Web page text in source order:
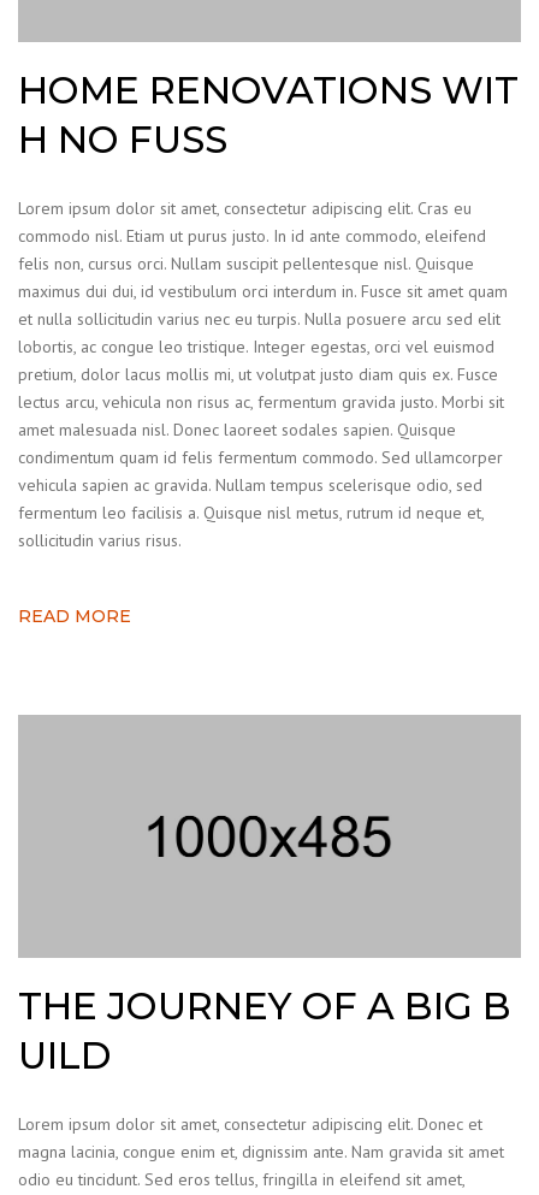
HOME RENOVATIONS WIT
H NO FUSS
Lorem ipsum dolor sit amet, consectetur adipiscing elit. Cras eu
commodo nisl. Etiam ut purus justo. In id ante commodo, eleifend
felis non, cursus orci. Nullam suscipit pellentesque nisl. Quisque
maximus dui dui, id vestibulum orci interdum in. Fusce sit amet quam
et nulla sollicitudin varius nec eu turpis. Nulla posuere arcu sed elit
lobortis, ac congue leo tristique. Integer egestas, orci vel euismod
pretium, dolor lacus mollis mi, ut volutpat justo diam quis ex. Fusce
lectus arcu, vehicula non risus ac, fermentum gravida justo. Morbi sit
amet malesuada nisl. Donec laoreet sodales sapien. Quisque
condimentum quam id felis fermentum commodo. Sed ullamcorper
vehicula sapien ac gravida. Nullam tempus scelerisque odio, sed
fermentum leo facilisis a. Quisque nisl metus, rutrum id neque et,
sollicitudin varius risus.
READ MORE
THE JOURNEY OF A BIG B
UILD
Lorem ipsum dolor sit amet, consectetur adipiscing elit. Donec et
magna lacinia, congue enim et, dignissim ante. Nam gravida sit amet
odio eu tincidunt. Sed eros tellus, fringilla in eleifend sit amet,